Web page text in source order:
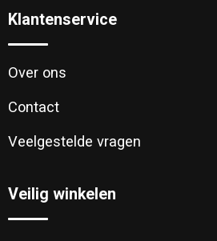
Klantenservice
Over ons
Contact
Veelgestelde vragen
Veilig winkelen